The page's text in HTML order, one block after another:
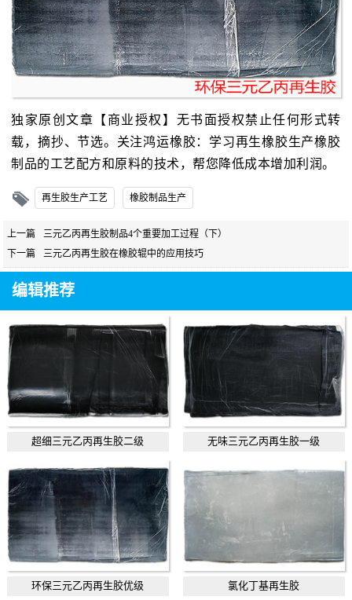
独家原创文章【商业授权】无书面授权禁止任何形式转
载，摘抄、节选。关注鸿运橡胶：学习再生橡胶生产橡胶
制品的工艺配方和原料的技术，帮您降低成本增加利润。
再生胶生产工艺 橡胶制品生产
上一篇
三元乙丙再生胶制品4个重要加工过程（下）
下一篇
三元乙丙再生胶在橡胶辊中的应用技巧
编辑推荐
超细三元乙丙再生胶二级 无味三元乙丙再生胶一级
环保三元乙丙再生胶优级 氯化丁基再生胶